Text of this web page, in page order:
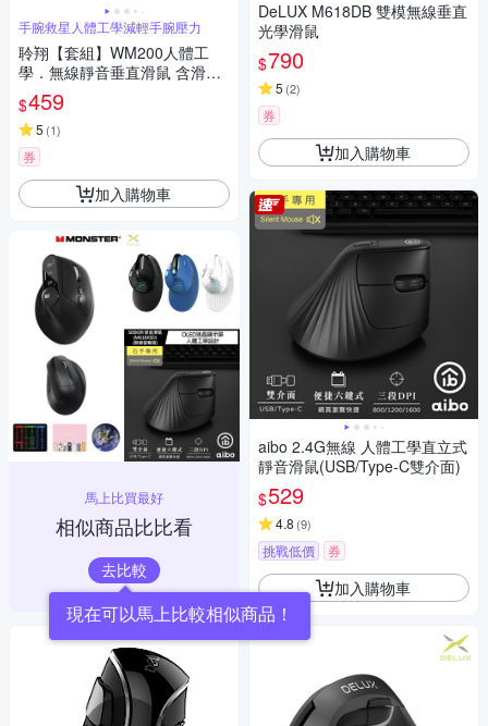
手腕救星人體工學減輕手腕壓力
聆翔【套組】WM200人體工
學．無線靜音垂直滑鼠 含滑鼠
墊｜6鍵 手腕救星 62°黃金傾角
無線滑鼠 直立式滑鼠 充電滑鼠
超長續航
$459
5 (1)
券
加入購物車
馬上比買最好
相似商品比比看
去比較
現在可以馬上比較相似商品！
DeLUX M618DB 雙模無線垂直
光學滑鼠
$790
5 (2)
券
加入購物車
aibo 2.4G無線 人體工學直立式
靜音滑鼠(USB/Type-C雙介面)
$529
4.8 (9)
挑戰低價 券
加入購物車